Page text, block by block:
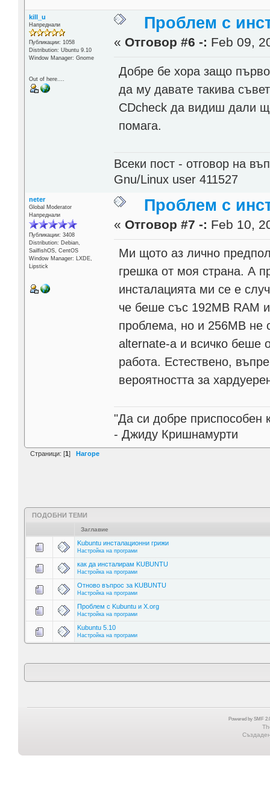
kill_u
Напреднали
Публикации: 1058
Distribution: Ubuntu 9.10
Window Manager: Gnome
Out of here....
Проблем с
« Отговор #6 -: Feb 09,
Добре бе хора защо първо
да му давате такива
CDcheck да видиш дали
помага.
Всеки пост - отговор на
Gnu/Linux user 411527
neter
Global Moderator
Напреднали
Публикации: 3408
Distribution: Debian,
SailfishOS, CentOS
Window Manager: LXDE,
Lipstick
Проблем с
« Отговор #7 -: Feb 10,
Ми щото аз лично
грешка от моя страна. А
инсталацията ми се е
че беше със 192МB RAM
проблема, но и 256MB не
alternate-а и всичко беше
работа. Естествено,
вероятността за
"Да си добре приспособен
- Джиду Кришнамурти
Страници: [1 ] Нагоре
ПОДОБНИ ТЕМИ
Заглавие
Kubuntu инсталационни грижи
Настройка на програми
как да инсталирам KUBUNTU
Настройка на програми
Отново въпрос за KUBUNTU
Настройка на програми
Проблем с Kubuntu и X.org
Настройка на програми
Kubuntu 5.10
Настройка на програми
Powered by SMF